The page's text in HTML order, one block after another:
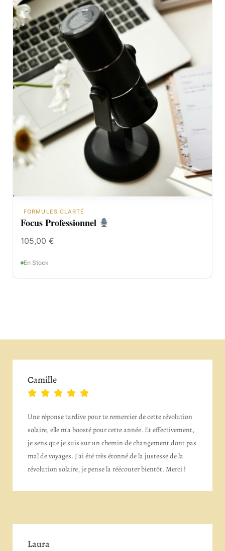
FORMULES CLARTÉ
Focus Professionnel
105,00 €
En Stock
Camille
Une réponse tardive pour te remercier de cette révolution
solaire, elle m'a boosté pour cette année. Et effectivement,
je sens que je suis sur un chemin de changement dont pas
mal de voyages. J'ai été très étonné de la justesse de la
révolution solaire, je pense la réécouter bientôt. Merci !
Laura